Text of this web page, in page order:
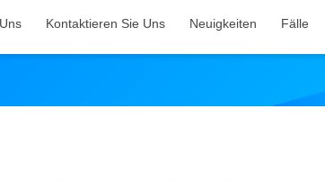
Kontaktieren Sie Uns Neuigkeiten Fälle